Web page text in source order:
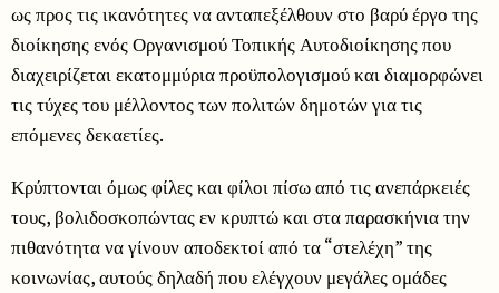
ως προς τις ικανότητες να ανταπεξέλθουν στο βαρύ έργο της
διοίκησης ενός Οργανισμού Τοπικής Αυτοδιοίκησης που
διαχειρίζεται εκατομμύρια προϋπολογισμού και διαμορφώνει
τις τύχες του μέλλοντος των πολιτών δημοτών για τις
επόμενες δεκαετίες.
Κρύπτονται όμως φίλες και φίλοι πίσω από τις ανεπάρκειές
τους, βολιδοσκοπώντας εν κρυπτώ και στα παρασκήνια την
πιθανότητα να γίνουν αποδεκτοί από τα “στελέχη” της
κοινωνίας, αυτούς δηλαδή που ελέγχουν μεγάλες ομάδες